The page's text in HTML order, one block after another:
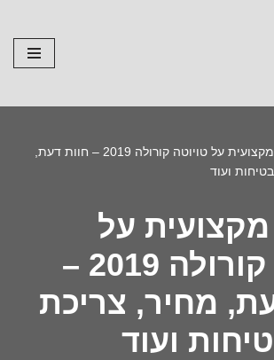
סקירה מקצועית על טויוטה קורולה 2019 – חוות דעת,
ועוד
על
טויוטה קורולה 2019 –
מחיר, צריכת
ועוד